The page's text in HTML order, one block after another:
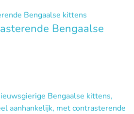
Bengaalse
Bengaalse kittens,
aanhankelijk, met contrasterende